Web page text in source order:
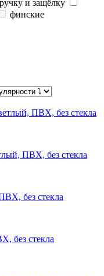
и защёлку
финские
ПВХ, без стекла
без стекла